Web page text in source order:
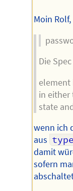
Moin Rolf,
Die
element
in either
state
wenn ich
aus
damit
sofern